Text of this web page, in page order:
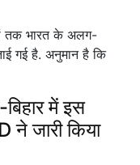
तक भारत के अलग-
गई है. अनुमान है कि
में इस
जारी किया